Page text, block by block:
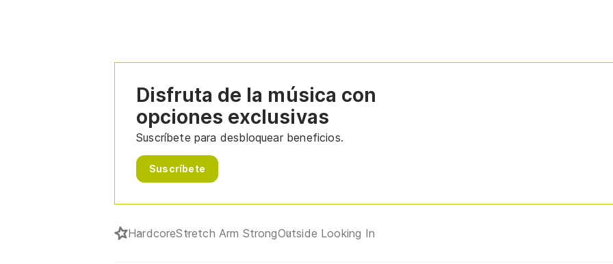
Disfruta de la música con
opciones exclusivas
Suscríbete para desbloquear beneficios.
Suscríbete
HardcoreStretch Arm StrongOutside Looking In